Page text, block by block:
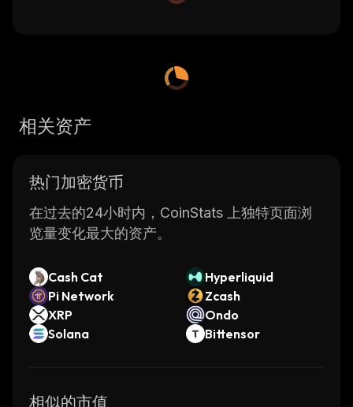
相关资产
热门加密货币
在过去的24小时内，CoinStats 上独特页面浏
览量变化最大的资产。
Cash Cat
Hyperliquid
Pi Network
Zcash
XRP
Ondo
Solana
Bittensor
相似的市值